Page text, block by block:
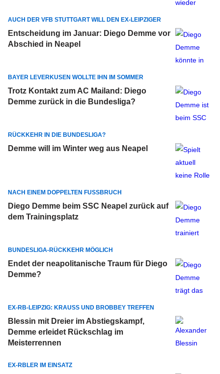
AUCH DER VFB STUTTGART WILL DEN EX-LEIPZIGER
Entscheidung im Januar: Diego Demme vor
Abschied in Neapel
BAYER LEVERKUSEN WOLLTE IHN IM SOMMER
Trotz Kontakt zum AC Mailand: Diego
Demme zurück in die Bundesliga?
RÜCKKEHR IN DIE BUNDESLIGA?
Demme will im Winter weg aus Neapel
NACH EINEM DOPPELTEN FUSSBRUCH
Diego Demme beim SSC Neapel zurück auf
dem Trainingsplatz
BUNDESLIGA-RÜCKKEHR MÖGLICH
Endet der neapolitanische Traum für Diego
Demme?
EX-RB-LEIPZIG: KRAUSS UND BROBBEY TREFFEN
Blessin mit Dreier im Abstiegskampf,
Demme erleidet Rückschlag im
Meisterrennen
EX-RBLER IM EINSATZ